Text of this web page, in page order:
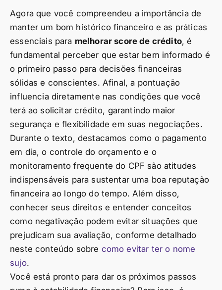
Agora que você compreendeu a importância de
manter um bom histórico financeiro e as práticas
essenciais para melhorar score de crédito, é
fundamental perceber que estar bem informado é
o primeiro passo para decisões financeiras
sólidas e conscientes. Afinal, a pontuação
influencia diretamente nas condições que você
terá ao solicitar crédito, garantindo maior
segurança e flexibilidade em suas negociações.
Durante o texto, destacamos como o pagamento
em dia, o controle do orçamento e o
monitoramento frequente do CPF são atitudes
indispensáveis para sustentar uma boa reputação
financeira ao longo do tempo. Além disso,
conhecer seus direitos e entender conceitos
como negativação podem evitar situações que
prejudicam sua avaliação, conforme detalhado
neste conteúdo sobre como evitar ter o nome
sujo.
Você está pronto para dar os próximos passos